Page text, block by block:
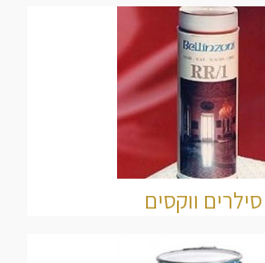
סילרים ווקסים